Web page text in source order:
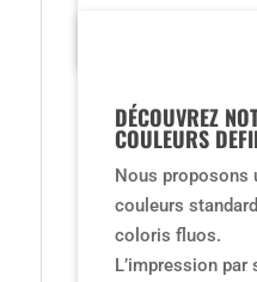
DÉCOUVREZ
COULEURS
Nous proposons
couleurs
coloris fluos.
L’impression